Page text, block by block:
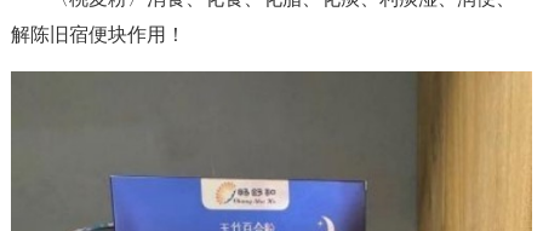
解陈旧宿便块作用！